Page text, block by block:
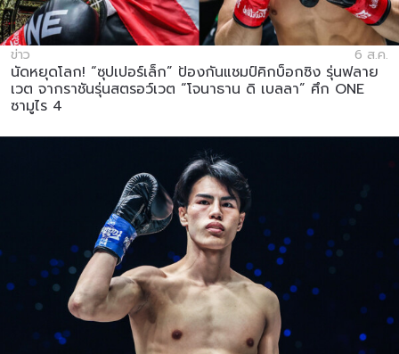
ข่าว 6 ส.ค.
นัดหยุดโลก! “ซุปเปอร์เล็ก” ป้องกันแชมป์คิกบ็อกซิง รุ่นฟลาย
เวต จากราชันรุ่นสตรอว์เวต “โจนาธาน ดิ เบลลา” ศึก ONE
ซามูไร 4